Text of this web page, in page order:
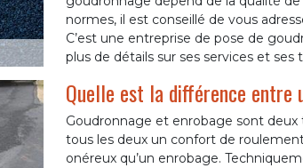
normes, il est conseillé de vous
C’est une entreprise de pose de
plus de détails sur ses services et ses
Quelle est la différence entre
Goudronnage et enrobage sont
tous les deux un confort de
onéreux qu’un enrobage.